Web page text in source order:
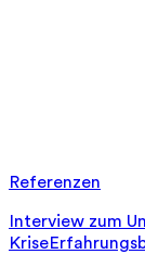
Referenzen
Interview zum
Krise